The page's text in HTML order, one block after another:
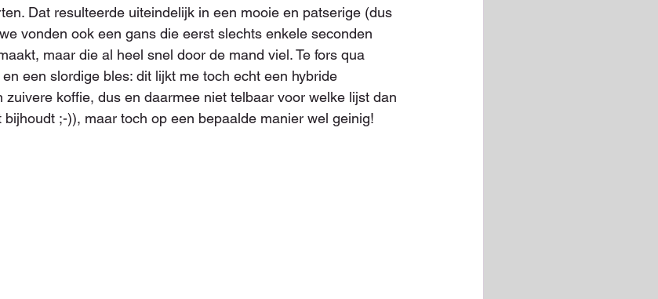
Dat resulteerde uiteindelijk in een mooie en patserige (dus
vonden ook een gans die eerst slechts enkele seconden
maar die al heel snel door de mand viel. Te fors qua
een slordige bles: dit lijkt me toch echt een hybride
zuivere koffie, dus en daarmee niet telbaar voor welke lijst dan
;-)), maar toch op een bepaalde manier wel geinig!